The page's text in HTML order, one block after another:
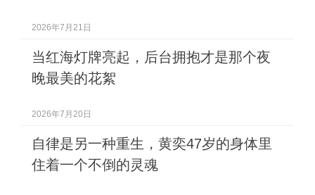
2026年7月21日
当红海灯牌亮起，后台拥抱才是那个夜
晚最美的花絮
2026年7月20日
自律是另一种重生，黄奕47岁的身体里
住着一个不倒的灵魂